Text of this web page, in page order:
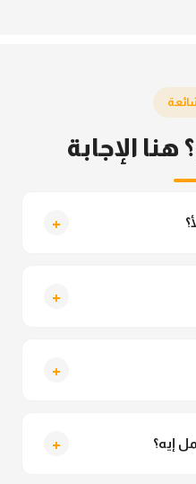
الإجابة
+
+
+
إيه؟ +